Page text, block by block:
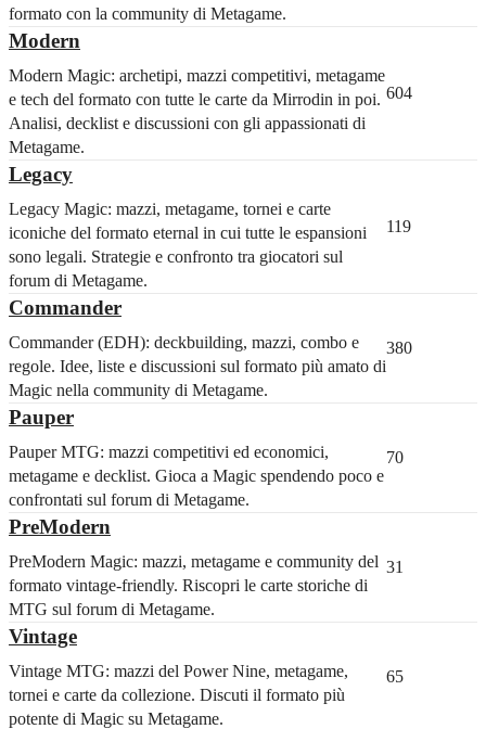
formato con la community di Metagame.
Modern
Modern Magic: archetipi, mazzi competitivi, metagame
e tech del formato con tutte le carte da Mirrodin in poi.
Analisi, decklist e discussioni con gli appassionati di
Metagame.
604
Legacy
Legacy Magic: mazzi, metagame, tornei e carte
iconiche del formato eternal in cui tutte le espansioni
sono legali. Strategie e confronto tra giocatori sul
forum di Metagame.
119
Commander
Commander (EDH): deckbuilding, mazzi, combo e
regole. Idee, liste e discussioni sul formato più amato di
Magic nella community di Metagame.
380
Pauper
Pauper MTG: mazzi competitivi ed economici,
metagame e decklist. Gioca a Magic spendendo poco e
confrontati sul forum di Metagame.
70
PreModern
PreModern Magic: mazzi, metagame e community del
formato vintage-friendly. Riscopri le carte storiche di
MTG sul forum di Metagame.
31
Vintage
Vintage MTG: mazzi del Power Nine, metagame,
tornei e carte da collezione. Discuti il formato più
potente di Magic su Metagame.
65